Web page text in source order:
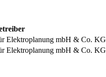
Elektroplanung mbH & Co. KG
Elektroplanung mbH & Co. KG